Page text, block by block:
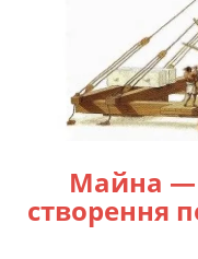
Майна —
створення